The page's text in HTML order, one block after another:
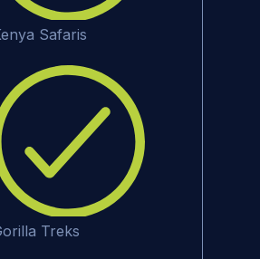
Safaris
Treks